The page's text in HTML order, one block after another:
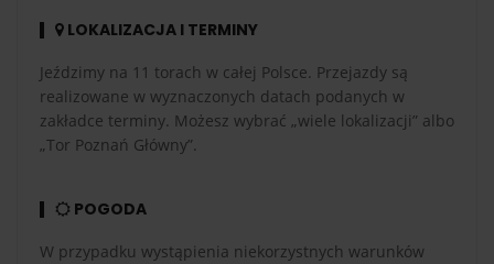
LOKALIZACJA I TERMINY
Jeździmy na 11 torach w całej Polsce. Przejazdy są
realizowane w wyznaczonych datach podanych w
zakładce terminy. Możesz wybrać „wiele lokalizacji” albo
„Tor Poznań Główny”.
POGODA
W przypadku wystąpienia niekorzystnych warunków